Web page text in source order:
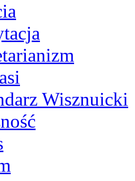
Wisznuicki